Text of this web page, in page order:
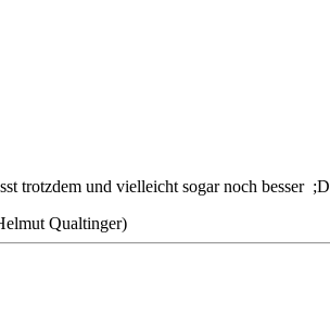
trotzdem und vielleicht sogar noch besser ;D
Qualtinger)